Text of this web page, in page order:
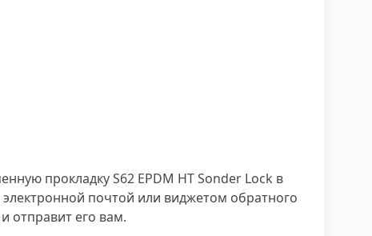
прокладку S62 EPDM HT Sonder Lock в
почтой или виджетом обратного
отправит его вам.